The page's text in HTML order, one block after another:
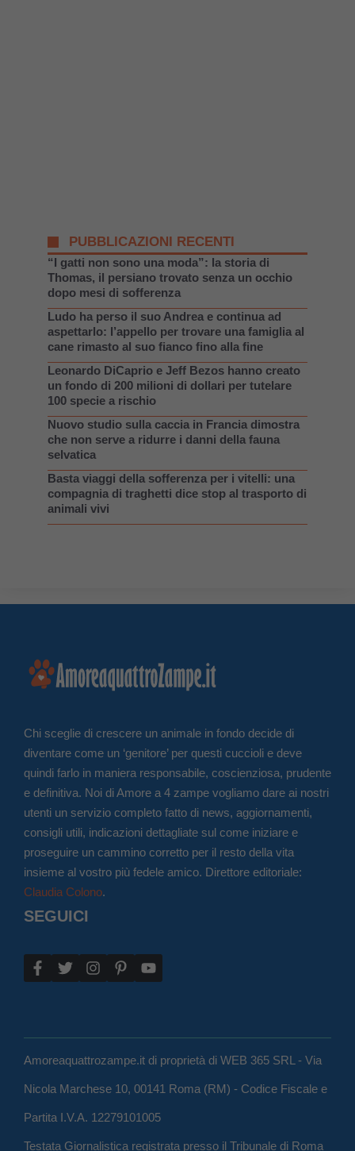
PUBBLICAZIONI RECENTI
“I gatti non sono una moda”: la storia di
Thomas, il persiano trovato senza un occhio
dopo mesi di sofferenza
Ludo ha perso il suo Andrea e continua ad
aspettarlo: l’appello per trovare una famiglia al
cane rimasto al suo fianco fino alla fine
Leonardo DiCaprio e Jeff Bezos hanno creato
un fondo di 200 milioni di dollari per tutelare
100 specie a rischio
Nuovo studio sulla caccia in Francia dimostra
che non serve a ridurre i danni della fauna
selvatica
Basta viaggi della sofferenza per i vitelli: una
compagnia di traghetti dice stop al trasporto di
animali vivi
Chi sceglie di crescere un animale in fondo decide di
diventare come un ‘genitore’ per questi cuccioli e deve
quindi farlo in maniera responsabile, coscienziosa, prudente
e definitiva. Noi di Amore a 4 zampe vogliamo dare ai nostri
utenti un servizio completo fatto di news, aggiornamenti,
consigli utili, indicazioni dettagliate sul come iniziare e
proseguire un cammino corretto per il resto della vita
insieme al vostro più fedele amico. Direttore editoriale:
Claudia Colono.
SEGUICI
Amoreaquattrozampe.it di proprietà di WEB 365 SRL - Via
Nicola Marchese 10, 00141 Roma (RM) - Codice Fiscale e
Partita I.V.A. 12279101005
Testata Giornalistica registrata presso il Tribunale di Roma